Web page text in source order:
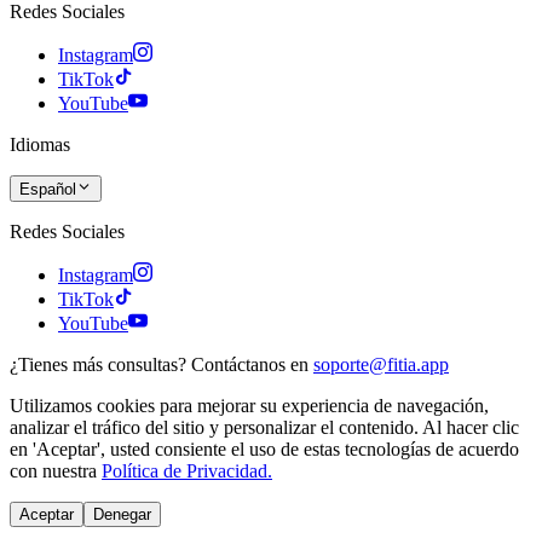
Redes Sociales
Instagram
TikTok
YouTube
Idiomas
Español
Redes Sociales
Instagram
TikTok
YouTube
¿Tienes más consultas? Contáctanos en soporte@fitia.app
Utilizamos cookies para mejorar su experiencia de navegación,
analizar el tráfico del sitio y personalizar el contenido. Al hacer clic
en 'Aceptar', usted consiente el uso de estas tecnologías de acuerdo
con nuestra Política de Privacidad.
Aceptar Denegar